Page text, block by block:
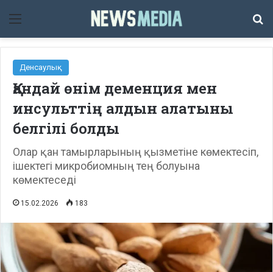
Мәзір
Денсаулық
Қандай өнім деменция мен
инсульттің алдын алатыны
белгілі болды
Олар қан тамырларының қызметіне көмектесіп,
ішектегі микробиомның тең болуына
көмектеседі
15.02.2026 183